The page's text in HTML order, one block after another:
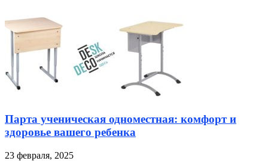
Парта ученическая одноместная: комфорт и
здоровье вашего ребенка
23 февраля, 2025